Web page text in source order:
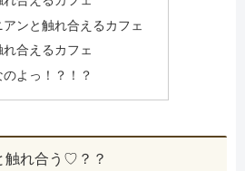
アンと触れ合えるカフェ
れ合えるカフェ
よっ！？！？
触れ合う♡？？